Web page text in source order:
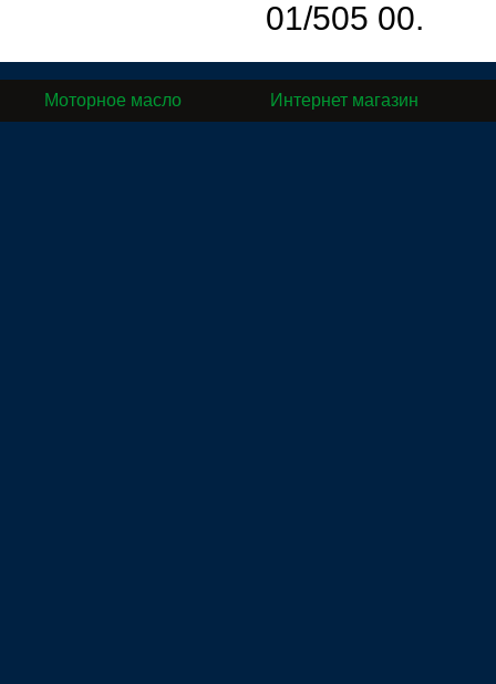
01/505 00.
Моторное масло Интернет магазин